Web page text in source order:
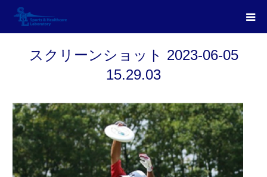
スクリーンショット 2023-06-05
15.29.03